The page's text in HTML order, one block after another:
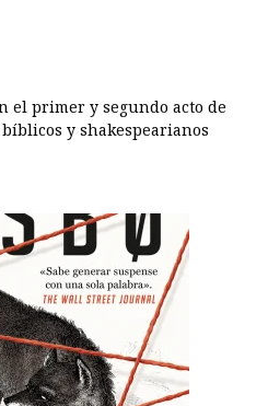
el primer y segundo acto de
y shakespearianos